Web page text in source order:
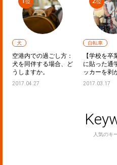
自転車
【学校を卒業】自転車
に貼った通学許可ステ
ッカーを剥がす
2017.03.17
犬
フレンチ
食べ物に
NGな果物
2017.03.21
人気のキ